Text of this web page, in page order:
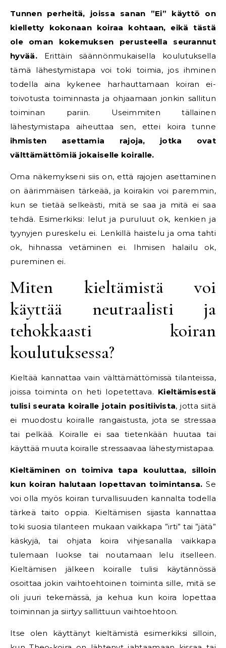
Tunnen perheitä, joissa sanan ”Ei” käyttö on
kielletty kokonaan koiraa kohtaan, eikä tästä
ole oman kokemuksen perusteella seurannut
hyvää.Erittäin säännönmukaisella koulutuksella
tämä lähestymistapa voi toki toimia, jos ihminen
todella aina kykenee harhauttamaan koiran ei-
toivotusta toiminnasta ja ohjaamaan jonkin sallitun
toiminan pariin. Useimmiten tällainen
lähestymistapa aiheuttaa sen, ettei koira tunne
ihmisten asettamia rajoja, jotka ovat
välttämättömiä jokaiselle koiralle.
Oma näkemykseni siis on, että rajojen asettaminen
on äärimmäisen tärkeää, ja koirakin voi paremmin,
kun se tietää selkeästi, mitä se saa ja mitä ei saa
tehdä. Esimerkiksi: lelut ja puruluut ok, kenkien ja
tyynyjen pureskelu ei. Lenkillä haistelu ja oma tahti
ok, hihnassa vetäminen ei. Ihmisen halailu ok,
pureminen ei.
Miten kieltämistä voi
käyttää neutraalisti ja
tehokkaasti koiran
koulutuksessa?
Kieltää kannattaa vain välttämättömissä tilanteissa,
joissa toiminta on heti lopetettava. Kieltämisestä
tulisi seurata koiralle jotain positiivista, jotta siitä
ei muodostu koiralle rangaistusta, jota se stressaa
tai pelkää. Koiralle ei saa tietenkään huutaa tai
käyttää muuta koiralle stressaavaa lähestymistapaa.
Kieltäminen on toimiva tapa kouluttaa, silloin
kun koiran halutaan lopettavan toimintansa. Se
voi olla myös koiran turvallisuuden kannalta todella
tärkeä taito oppia. Kieltämisen sijasta kannattaa
toki suosia tilanteen mukaan vaikkapa ”irti” tai ”jätä”
käskyjä, tai ohjata koira vihjesanalla vaikkapa
tulemaan luokse tai noutamaan lelu itselleen.
Kieltämisen jälkeen koiralle tulisi käytännössä
osoittaa jokin vaihtoehtoinen toiminta sille, mitä se
oli juuri tekemässä, ja kehua kun koira lopettaa
toiminnan ja siirtyy sallittuun vaihtoehtoon.
Itse olen käyttänyt kieltämistä esimerkiksi silloin,